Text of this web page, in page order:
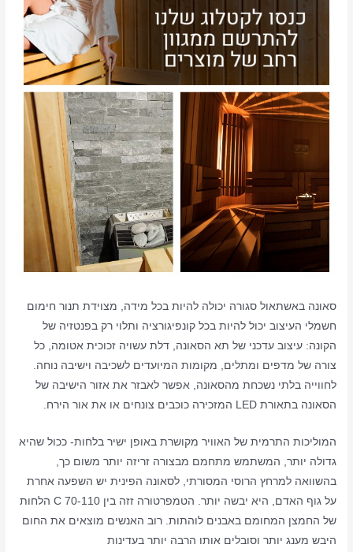
סאונה באשתאול סגורה יכולה להיות בכל מידה, מצוידת תנור חימום
חשמלי העיצוב יכול להיות בכל קונפיגורציה ותלוי רק בפנטזיה של
הקונה: עיצוב עדכני של תא הסאונה, דלת עשויה זכוכית אטומה, כל
צורה של מדפים ומתלים, מקומות המיועדים לשכיבה וישיבה נוחה.
לחווייה בלתי נשכחת מהסאונה, אפשר לאבזר את אזור הישיבה של
הסאונה בתאורת LED המזכירה כוכבים צונחים או את אור הירח.
המוליכות התרמית של האוויר מקושרת באופן ישיר בלחות- ככול שהיא
גדולה יותר, המשתמש מתחמם מבצורה זריזה יותר משום כך,
בהשוואה למרחץ הרוסי המסורתי, לסאונה הפינית יש השפעה אחרת
על גוף האדם, היא יבשה יותר. הטמפרטורה זזה בין 70-110 C הלחות
של החמצן המחומם באבנים לוהתות. רוב האנשים מוצאים את החום
היבש מענג יותר וסובלים אותו הרבה יותר בעדינות